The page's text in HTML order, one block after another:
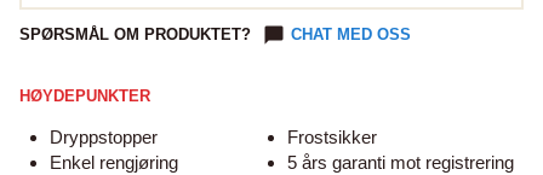
SPØRSMÅL OM PRODUKTET? CHAT MED OSS
HØYDEPUNKTER
Dryppstopper
Enkel rengjøring
Frostsikker
5 års garanti mot registrering